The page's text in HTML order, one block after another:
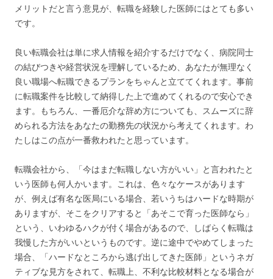
メリットだと言う意見が、転職を経験した医師にはとても多い
です。
良い転職会社は単に求人情報を紹介するだけでなく、病院同士
の結びつきや経営状況を理解しているため、あなたが無理なく
良い職場へ転職できるプランをちゃんと立ててくれます。事前
に転職案件を比較して納得した上で進めてくれるので安心でき
ます。もちろん、一番厄介な辞め方についても、スムーズに辞
められる方法をあなたの勤務先の状況から考えてくれます。わ
たしはこの点が一番救われたと思っています。
転職会社から、「今はまだ転職しない方がいい」と言われたと
いう医師も何人かいます。これは、色々なケースがあります
が、例えば有名な医局にいる場合、若いうちはハードな時期が
ありますが、そこをクリアすると「あそこで育った医師なら」
という、いわゆるハクが付く場合があるので、しばらく転職は
我慢した方がいいというものです。逆に途中でやめてしまった
場合、「ハードなところから逃げ出してきた医師」というネガ
ティブな見方をされて、転職上、不利な比較材料となる場合が